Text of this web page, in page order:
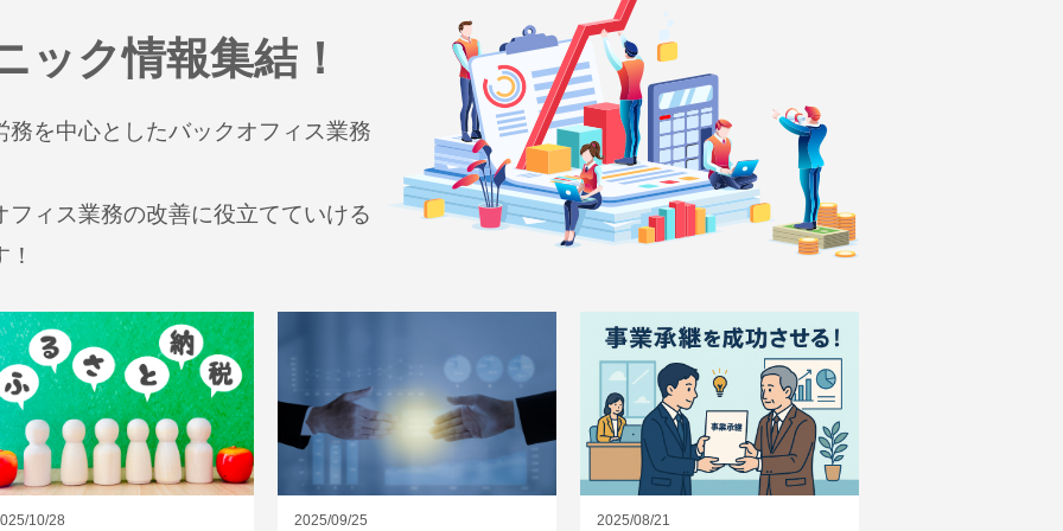
ック情報集結！
を中心としたバックオフィス業務
ィス業務の改善に役立てていける
10/28 2025/09/25 2025/08/21